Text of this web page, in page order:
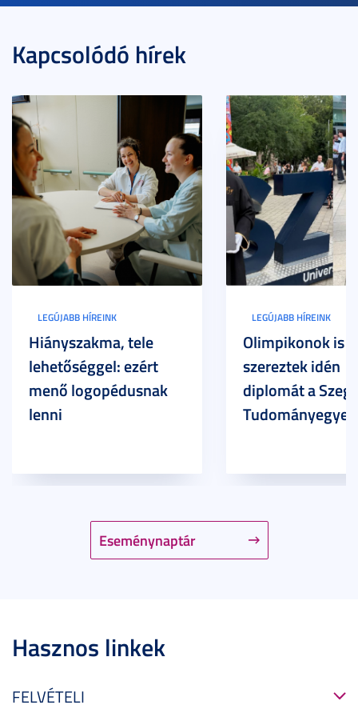
Kapcsolódó hírek
Eseménynaptár
LEGÚJABB HÍREINK
Hiányszakma, tele
lehetőséggel: ezért
menő logopédusnak
lenni
LEGÚJABB HÍREINK
Olimpikonok is
szereztek idén
diplomát a
Hasznos linkek
FELVÉTELI